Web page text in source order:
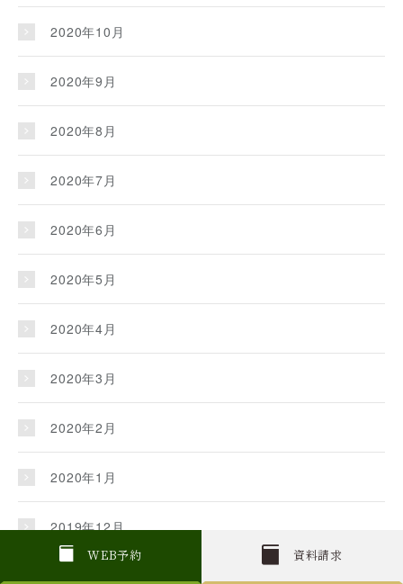
W EB予約 資料請求
2020年10月
2020年9月
2020年8月
2020年7月
2020年6月
2020年5月
2020年4月
2020年3月
2020年2月
2020年1月
2019年12月